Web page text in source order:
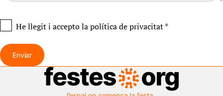
He llegit i acceptola política de privacitat*
Enviar